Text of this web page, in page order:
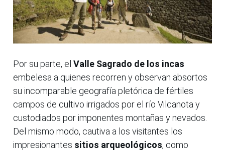
Por su parte, el Valle Sagrado de los incas
embelesa a quienes recorren y observan absortos
su incomparable geografía pletórica de fértiles
campos de cultivo irrigados por el río Vilcanota y
custodiados por imponentes montañas y nevados.
Del mismo modo, cautiva a los visitantes los
impresionantes sitios arqueológicos, como